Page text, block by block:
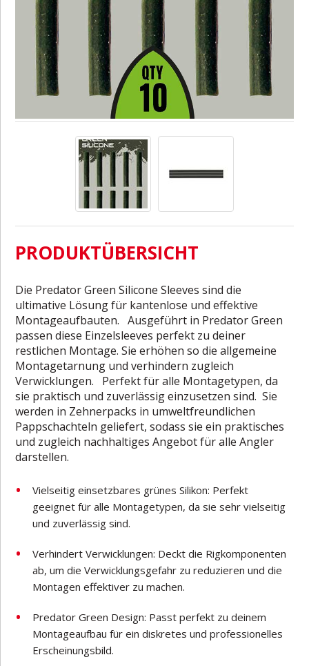
PRODUKTÜBERSICHT
Die Predator Green Silicone Sleeves sind die
ultimative Lösung für kantenlose und effektive
Montageaufbauten. Ausgeführt in Predator Green
passen diese Einzelsleeves perfekt zu deiner
restlichen Montage. Sie erhöhen so die allgemeine
Montagetarnung und verhindern zugleich
Verwicklungen. Perfekt für alle Montagetypen, da
sie praktisch und zuverlässig einzusetzen sind. Sie
werden in Zehnerpacks in umweltfreundlichen
Pappschachteln geliefert, sodass sie ein praktisches
und zugleich nachhaltiges Angebot für alle Angler
darstellen.
Vielseitig einsetzbares grünes Silikon: Perfekt
geeignet für alle Montagetypen, da sie sehr vielseitig
und zuverlässig sind.
Verhindert Verwicklungen: Deckt die Rigkomponenten
ab, um die Verwicklungsgefahr zu reduzieren und die
Montagen effektiver zu machen.
Predator Green Design: Passt perfekt zu deinem
Montageaufbau für ein diskretes und professionelles
Erscheinungsbild.